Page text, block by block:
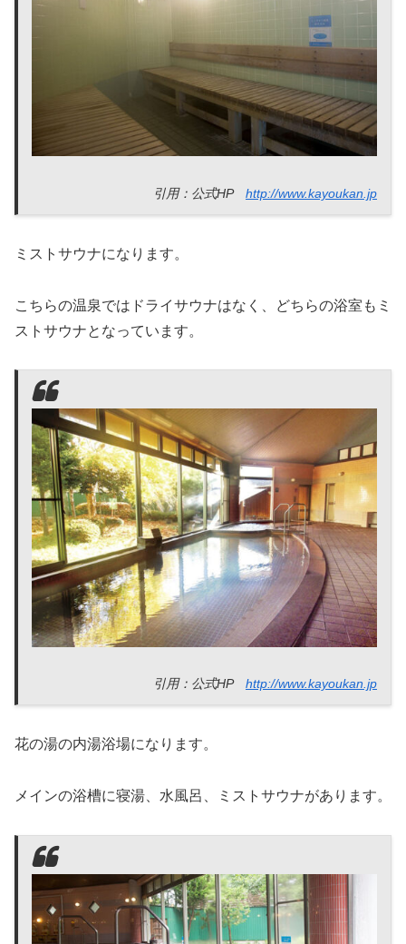
引用：公式HP http://www.kayoukan.jp
ミストサウナになります。
こちらの温泉ではドライサウナはなく、どちらの浴室もミ
ストサウナとなっています。
引用：公式HP http://www.kayoukan.jp
花の湯の内湯浴場になります。
メインの浴槽に寝湯、水風呂、ミストサウナがあります。